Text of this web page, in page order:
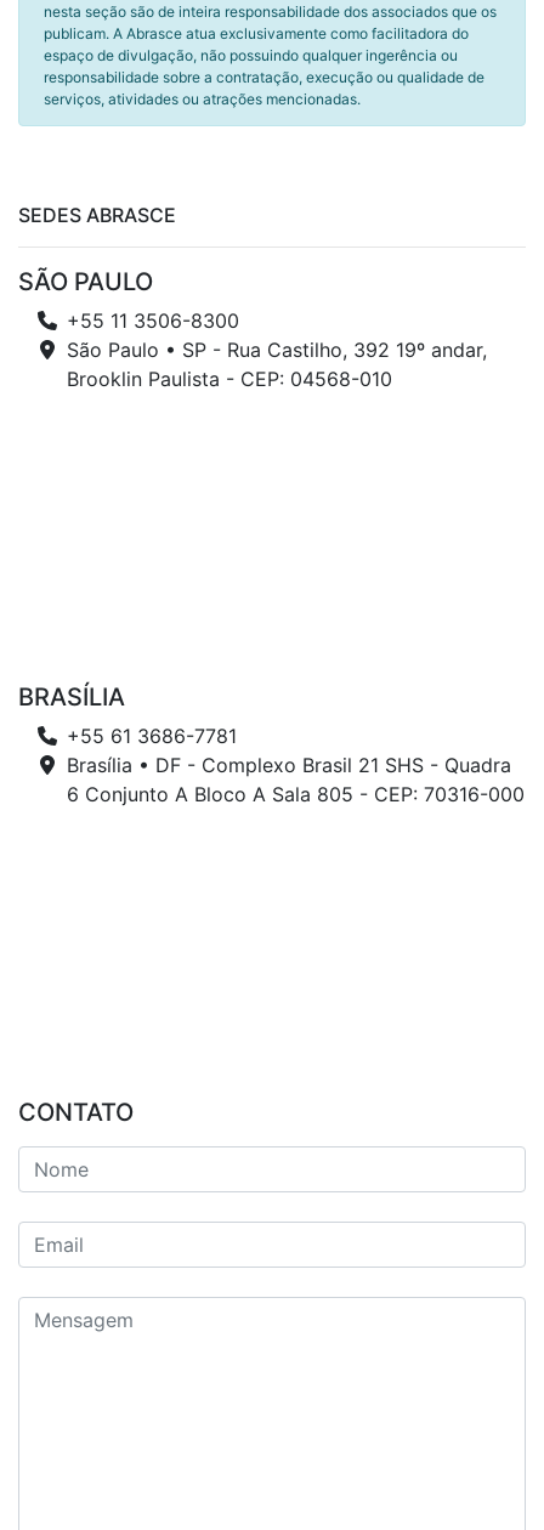
nesta seção são de inteira responsabilidade dos associados que os
publicam. A Abrasce atua exclusivamente como facilitadora do
espaço de divulgação, não possuindo qualquer ingerência ou
responsabilidade sobre a contratação, execução ou qualidade de
serviços, atividades ou atrações mencionadas.
SEDES ABRASCE
SÃO PAULO
+55 11 3506-8300
São Paulo • SP - Rua Castilho, 392 19º andar,
Brooklin Paulista - CEP: 04568-010
BRASÍLIA
+55 61 3686-7781
Brasília • DF - Complexo Brasil 21 SHS - Quadra
6 Conjunto A Bloco A Sala 805 - CEP: 70316-000
CONTATO